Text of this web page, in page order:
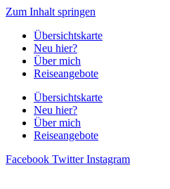
Zum Inhalt springen
Übersichtskarte
Neu hier?
Über mich
Reiseangebote
Übersichtskarte
Neu hier?
Über mich
Reiseangebote
Facebook Twitter Instagram